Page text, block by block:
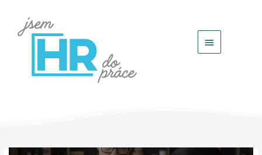
Hlavní